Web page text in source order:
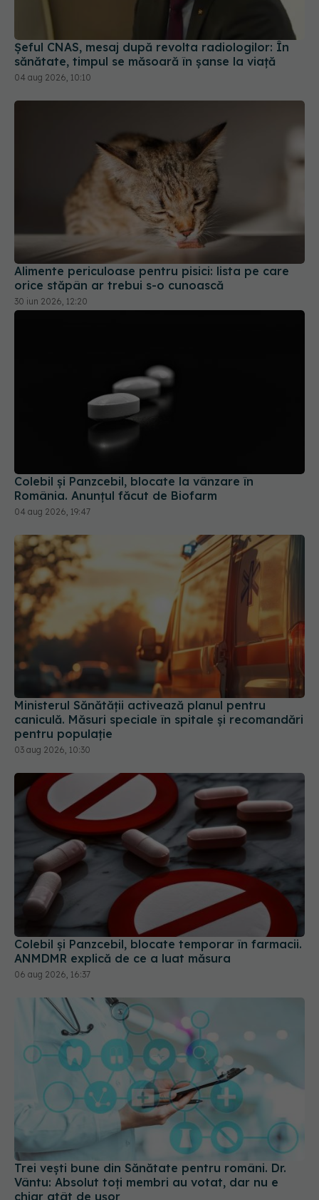
Șeful CNAS, mesaj după revolta radiologilor: În
sănătate, timpul se măsoară în șanse la viață
04 aug 2026, 10:10
Alimente periculoase pentru pisici: lista pe care
orice stăpân ar trebui s-o cunoască
30 iun 2026, 12:20
Colebil și Panzcebil, blocate la vânzare în
04 aug 2026, 19:47
Ministerul Sănătății activează planul pentru
caniculă. Măsuri speciale în spitale și recomandări
pentru populație
03 aug 2026, 10:30
Colebil și Panzcebil, blocate temporar în farmacii.
ANMDMR explică de ce a luat măsura
06 aug 2026, 16:37
Trei vești bune din Sănătate pentru români. Dr.
Vântu: Absolut toți membri au votat, dar nu e
chiar atât de ușor
29 iun 2026, 10:10